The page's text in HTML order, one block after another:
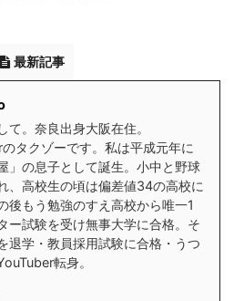
最新記事
て。奈良出身大阪在住。
タクゾーです。私は平成元年に
」の息子として誕生。小中と野球
、高校生の頃は偏差値34の高校に
後もう勉強のすえ高校から唯一1
ー試験を受け無事大学に合格。そ
退学・教員採用試験に合格・うつ
転身。